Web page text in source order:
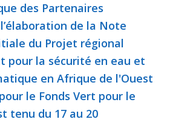
des Partenaires
de la Note
du Projet régional
pour la sécurité en eau et
en Afrique de l'Ouest
le Fonds Vert pour le
tenu du 17 au 20